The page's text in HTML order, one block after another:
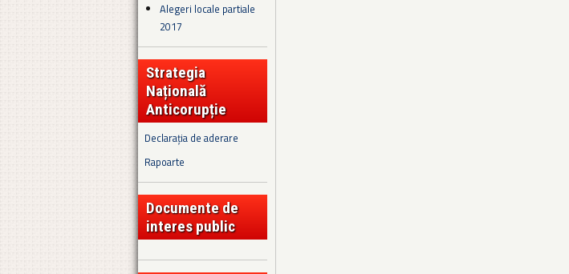
Alegeri locale partiale
2017
Strategia
Națională
Anticorupție
Declarația de aderare
Rapoarte
Documente de
interes public